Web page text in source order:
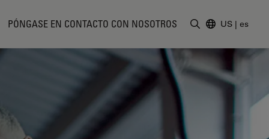
PÓNGASE EN CONTACTO CON NOSOTROS US | es